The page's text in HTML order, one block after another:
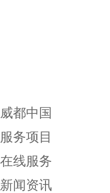
威都中国
服务项目
在线服务
新闻资讯